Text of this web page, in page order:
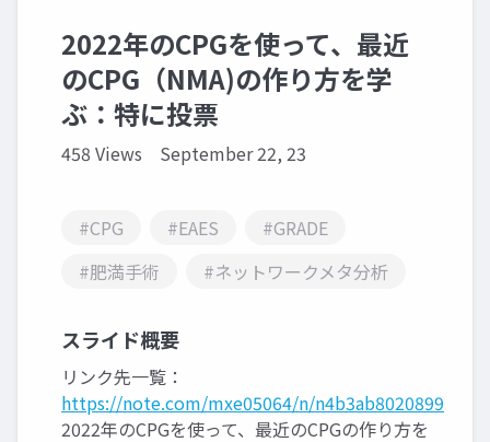
2022年のCPGを使って、最近
のCPG（NMA)の作り方を学
ぶ：特に投票
458 Views September 22, 23
#CPG #EAES
#GRADE
#肥満手術
#ネットワークメタ分析
スライド概要
リンク先一覧：
https://note.com/mxe05064/n/n4b3ab8020899
2022年のCPGを使って、最近のCPGの作り方を